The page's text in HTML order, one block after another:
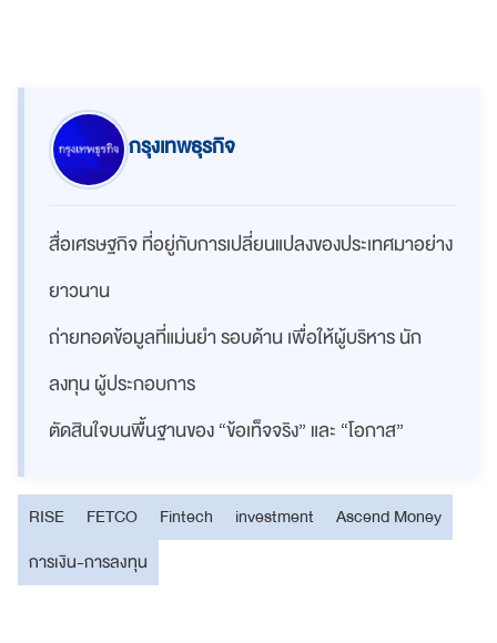
กรุงเทพธุรกิจ
สื่อเศรษฐกิจ ที่อยู่กับการเปลี่ยนแปลงของประเทศมาอย่าง
ยาวนาน
ถ่ายทอดข้อมูลที่แม่นยำ รอบด้าน เพื่อให้ผู้บริหาร นัก
ลงทุน ผู้ประกอบการ
ตัดสินใจบนพื้นฐานของ “ข้อเท็จจริง” และ “โอกาส”
RISE FETCO Fintech investment
Ascend Money
การเงิน-การลงทุน